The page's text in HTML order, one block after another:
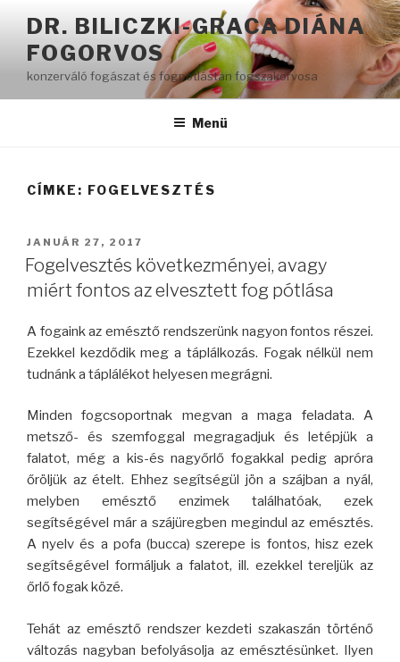
DR. BILICZKI-GRACA DIÁNA
FOGORVOS
konzerváló fogászat és fogpótlástan fogszakorvosa
Menü
CÍMKE: FOGELVESZTÉS
BEKÜLDVE:
JANUÁR 27, 2017
Fogelvesztés következményei, avagy
miért fontos az elvesztett fog pótlása
A fogaink az emésztő rendszerünk nagyon fontos részei.
Ezekkel kezdődik meg a táplálkozás. Fogak nélkül nem
tudnánk a táplálékot helyesen megrágni.
Minden fogcsoportnak megvan a maga feladata. A
metsző- és szemfoggal megragadjuk és letépjük a
falatot, még a kis-és nagyőrlő fogakkal pedig apróra
őröljük az ételt. Ehhez segítségül jön a szájban a nyál,
melyben emésztő enzimek találhatóak, ezek
segítségével már a szájüregben megindul az emésztés.
A nyelv és a pofa (bucca) szerepe is fontos, hisz ezek
segítségével formáljuk a falatot, ill. ezekkel tereljük az
őrlő fogak közé.
Tehát az emésztő rendszer kezdeti szakaszán történő
változás nagyban befolyásolja az emésztésünket. Ilyen